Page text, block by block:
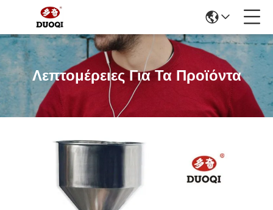
Λεπτομέρειες Για Τα Προϊόντα